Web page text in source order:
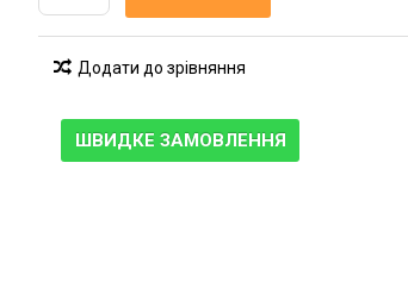
Додати до зрівняння
ШВИДКЕ ЗАМОВЛЕННЯ